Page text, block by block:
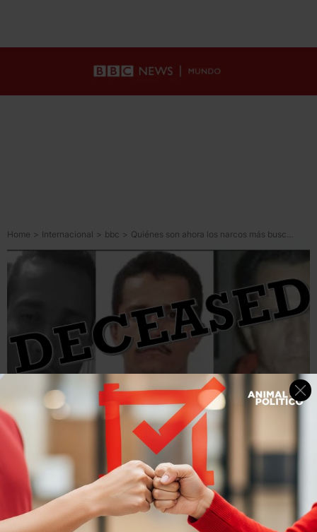
Home > Internacional > bbc >
6 minutosde lectura